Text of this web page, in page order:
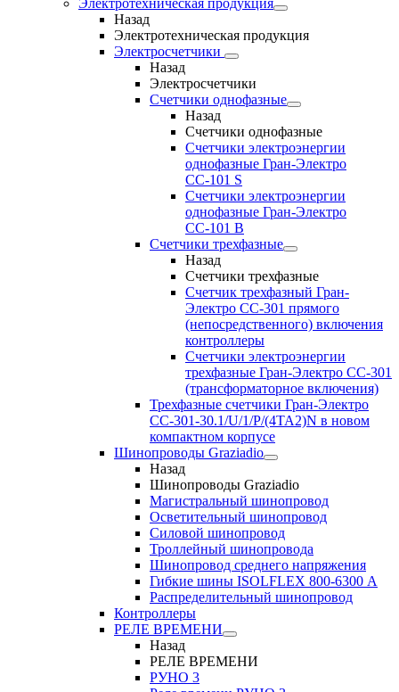
Электротехническая продукция
Назад
Электротехническая продукция
Электросчетчики
Назад
Электросчетчики
Счетчики однофазные
Назад
Счетчики однофазные
Счетчики электроэнергии
однофазные Гран-Электро
СС-101 S
Счетчики электроэнергии
однофазные Гран-Электро
СС-101 B
Счетчики трехфазные
Назад
Счетчики трехфазные
Счетчик трехфазный Гран-
Электро CC-301 прямого
(непосредственного) включения
контроллеры
Счетчики электроэнергии
трехфазные Гран-Электро CC-301
(трансформаторное включения)
Трехфазные счетчики Гран-Электро
СС-301-30.1/U/1/P/(4TA2)N в новом
компактном корпусе
Шинопроводы Graziadio
Назад
Шинопроводы Graziadio
Магистральный шинопровод
Осветительный шинопровод
Силовой шинопровод
Троллейный шинопровода
Шинопровод среднего напряжения
Гибкие шины ISOLFLEX 800-6300 А
Распределительный шинопровод
Контроллеры
РЕЛЕ ВРЕМЕНИ
Назад
РЕЛЕ ВРЕМЕНИ
РУНО 3